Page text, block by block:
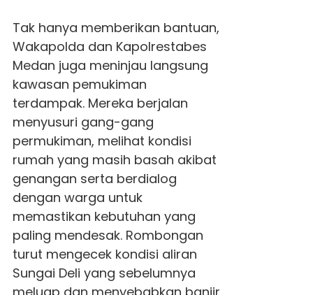
Tak hanya memberikan bantuan,
Wakapolda dan Kapolrestabes
Medan juga meninjau langsung
kawasan pemukiman
terdampak. Mereka berjalan
menyusuri gang-gang
permukiman, melihat kondisi
rumah yang masih basah akibat
genangan serta berdialog
dengan warga untuk
memastikan kebutuhan yang
paling mendesak. Rombongan
turut mengecek kondisi aliran
Sungai Deli yang sebelumnya